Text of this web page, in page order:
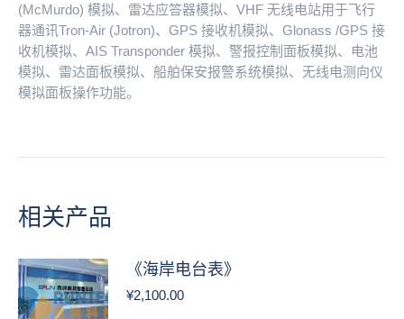
(McMurdo) 模拟、雷达应答器模拟、VHF 无线电站用于飞行
器通讯Tron-Air (Jotron)、GPS 接收机模拟、Glonass /GPS 接
收机模拟、AIS Transponder 模拟、警报控制面板模拟、电池
模拟、雷达面板模拟、船舶保安报警系统模拟、无线电测向仪
模拟面板操作功能。
相关产品
《海岸电台表》
¥2,100.00